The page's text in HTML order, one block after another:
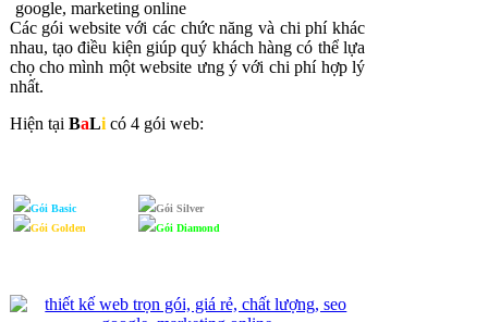
Các gói website với các chức năng và chi phí khác
nhau, tạo điều kiện giúp quý khách hàng có thể lựa
chọ cho mình một website ưng ý với chi phí hợp lý
nhất.
Hiện tại BaLicó 4 gói web:
Gói Basic
Gói Golden
Gói Silver
Gói Diamond